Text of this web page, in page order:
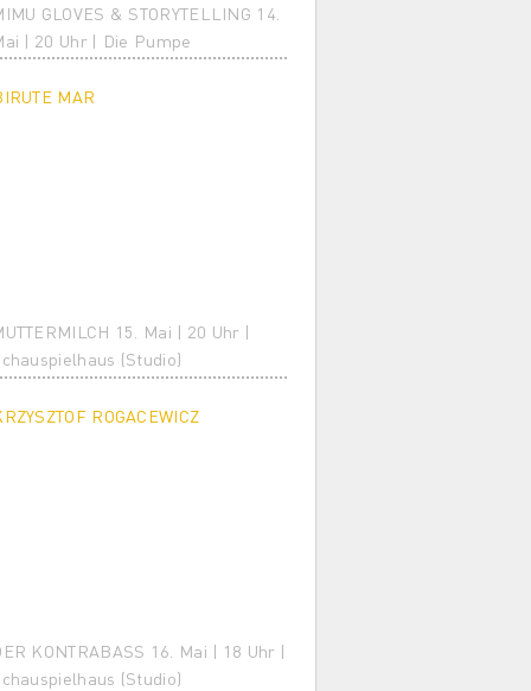
GLOVES & STORYTELLING 14.
| 20 Uhr | Die Pumpe
MAR
15. Mai | 20 Uhr |
(Studio)
ROGACEWICZ
KONTRABASS 16. Mai | 18 Uhr |
(Studio)